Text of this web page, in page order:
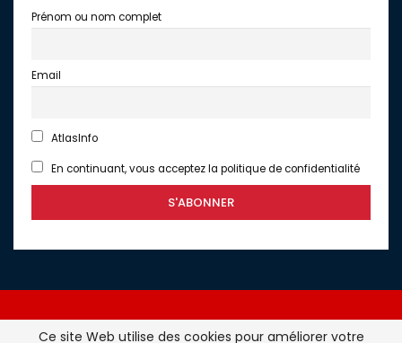
Prénom ou nom complet
Email
AtlasInfo
En continuant, vous acceptez la politique de confidentialité
Ce site Web utilise des cookies pour améliorer votre